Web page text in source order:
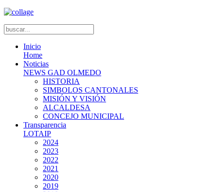
Inicio
Home
Noticias
NEWS GAD OLMEDO
HISTORIA
SIMBOLOS CANTONALES
MISIÓN Y VISIÓN
ALCALDESA
CONCEJO MUNICIPAL
Transparencia
LOTAIP
2024
2023
2022
2021
2020
2019